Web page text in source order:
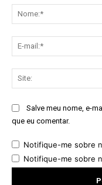
Salve meu nome, e-
que eu comentar.
Notifique-me sobre
Notifique-me sobre